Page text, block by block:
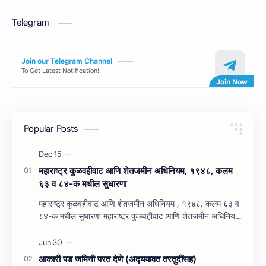
Telegram
Join our Telegram Channel
To Get Latest Notification!
Popular Posts
महाराष्‍ट्र कुळवहीवाट आणि शेतजमीन अधिनियम, १९४८, कलम
६३ व ८४-क मधील सुधारणा
महाराष्‍ट्र कुळवहीवाट आणि शेतजमीन अधिनियम , १९४८, कलम ६३ व
८४-क मधील सुधारणा महाराष्‍ट्र कुळवहीवाट आणि शेतजमीन अधिनियम
आकारी पड जमिनी परत देणे (अद्‍ययावत तरतुदींसह)